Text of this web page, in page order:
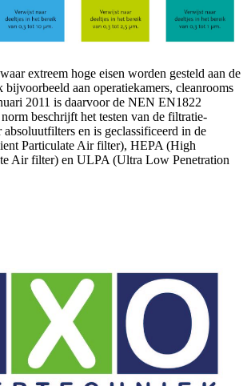
extreem hoge eisen worden gesteld aan de
aan operatiekamers, cleanrooms
2011 is daarvoor de NEN EN1822
beschrijft het testen van de filtratie-
absoluutfilters en is geclassificeerd in de
Particulate Air filter), HEPA (High
Air filter) en ULPA (Ultra Low Penetration